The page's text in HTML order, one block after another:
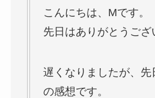
こんにちは、Mです。
先日はありがとうござ
遅くなりましたが、先
の感想です。